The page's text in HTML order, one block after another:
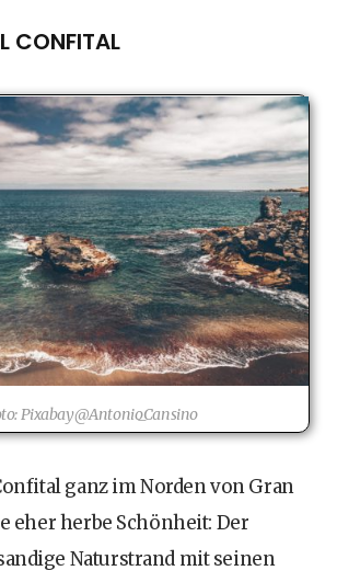
CONFITAL
Pixabay@Antonio_Cansino
ganz im Norden von Gran
eher herbe Schönheit: Der
Naturstrand mit seinen